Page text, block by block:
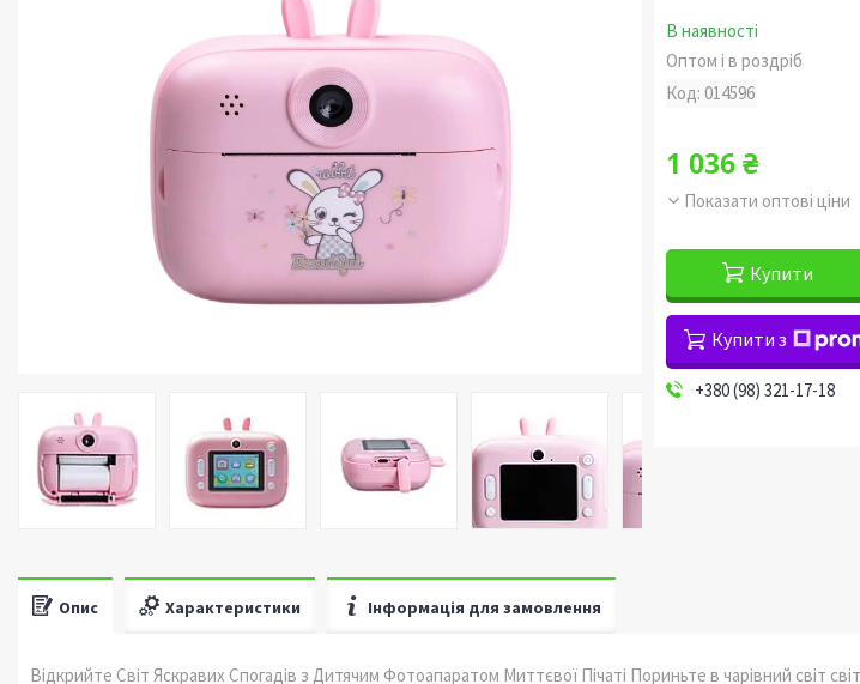
В наявності
Оптом і в роздріб
Код: 014596
1 036 ₴
Показати оптові ціни
Купити
Купити з
+380 (98) 321-17-18
Опис Характеристики Інформація для замовлення
Відкрийте Світ Яскравих Спогадів з Дитячим Фотоапаратом Миттєвої Пічаті Пориньте в чарівний світ